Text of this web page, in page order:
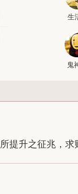
生
鬼
提升之征兆，